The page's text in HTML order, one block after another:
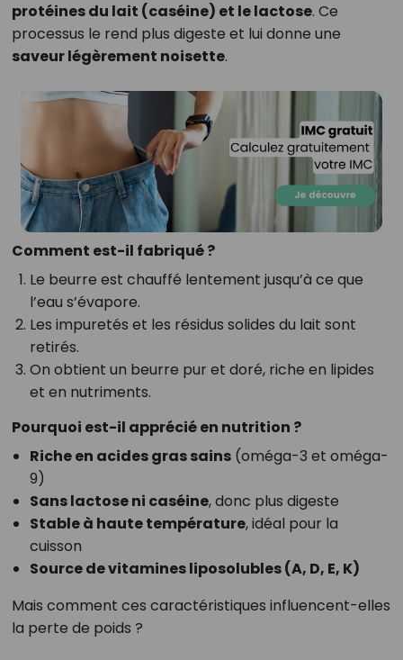
protéines du lait (caséine) et le lactose. Ce
processus le rend plus digeste et lui donne une
saveur légèrement noisette.
Comment est-il fabriqué ?
Le beurre est chauffé lentement jusqu’à ce que
l’eau s’évapore.
Les impuretés et les résidus solides du lait sont
retirés.
On obtient un beurre pur et doré, riche en lipides
et en nutriments.
Pourquoi est-il apprécié en nutrition ?
Riche en acides gras sains(oméga-3 et oméga-
9)
Sans lactose ni caséine, donc plus digeste
Stable à haute température, idéal pour la
cuisson
Source de vitamines liposolubles (A, D, E, K)
Mais comment ces caractéristiques influencent-elles
la perte de poids ?